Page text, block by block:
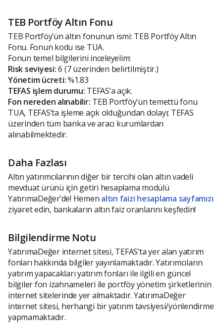
TEB Portföy Altın Fonu
TEB Portföy’ün altın fonunun ismi: TEB Portföy Altın
Fonu. Fonun kodu ise TUA.
Fonun temel bilgilerini inceleyelim:
Risk seviyesi:6 (7 üzerinden belirtilmiştir.)
Yönetim ücreti:%1.83
TEFAS işlem durumu: TEFAS’a açık.
Fon nereden alınabilir: TEB Portföy’ün temettü fonu
TUA, TEFAS’ta işleme açık olduğundan dolayı; TEFAS
üzerinden tüm banka ve aracı kurumlardan
alınabilmektedir.
Daha Fazlası
Altın yatırımcılarının diğer bir tercihi olan altın vadeli
mevduat ürünü için getiri hesaplama modülü
YatırımaDeğer’de! Hemen altın faizi hesaplama sayfamızı
ziyaret edin, bankaların altın faiz oranlarını keşfedin!
Bilgilendirme Notu
YatırımaDeğer internet sitesi, TEFAS’ta yer alan yatırım
fonları hakkında bilgiler yayınlamaktadır. Yatırımcıların
yatırım yapacakları yatırım fonları ile ilgili en güncel
bilgiler fon izahnameleri ile portföy yönetim şirketlerinin
internet sitelerinde yer almaktadır. YatırımaDeğer
internet sitesi, herhangi bir yatırım tavsiyesi/yönlendirme
yapmamaktadır.